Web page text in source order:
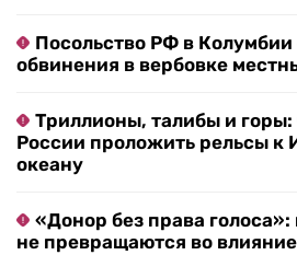
Посольство РФ в Колумбии
обвинения в вербовке
Триллионы, талибы и горы:
России проложить рельсы к
океану
«Донор без права
не превращаются во влияние